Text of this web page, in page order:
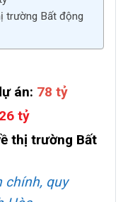
trường Bất động
án: 78 tỷ
26 tỷ
thị trường Bất
chính, quy